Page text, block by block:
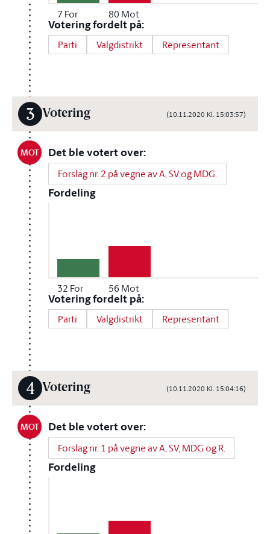
7 For 80 Mot
Votering fordelt på:
Parti Valgdistrikt Representant
3 Votering (10.11.2020 Kl. 15:03:57)
MOT Det ble votert over:
Forslag nr. 2 på vegne av A, SV og MDG.
Fordeling
32 For 56 Mot
Votering fordelt på:
Parti Valgdistrikt Representant
4 Votering (10.11.2020 Kl. 15:04:16)
MOT Det ble votert over:
Forslag nr. 1 på vegne av A, SV, MDG og R.
Fordeling